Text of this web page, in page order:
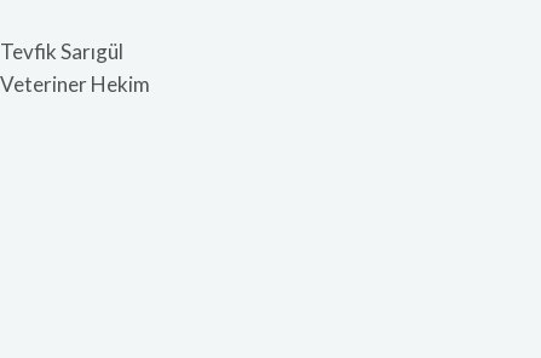
Tevfik Sarıgül
Veteriner Hekim